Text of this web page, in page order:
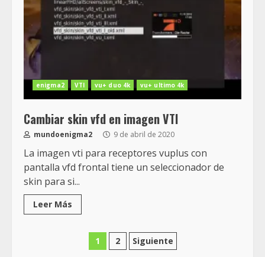
enigma2 VTI vu+ duo 4k vu+ ultimo 4k
Cambiar skin vfd en imagen VTI
mundoenigma2 9 de abril de 2020
La imagen vti para receptores vuplus con
pantalla vfd frontal tiene un seleccionador de
skin para si...
Leer Más
Paginación
1 2 Siguiente